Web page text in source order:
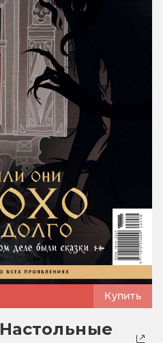
Купить